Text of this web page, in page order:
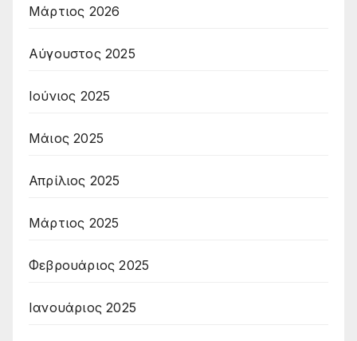
Μάρτιος 2026
Αύγουστος 2025
Ιούνιος 2025
Μάιος 2025
Απρίλιος 2025
Μάρτιος 2025
Φεβρουάριος 2025
Ιανουάριος 2025